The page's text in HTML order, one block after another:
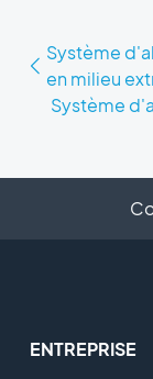
Système
en milieu
Système
ENTREPRISE